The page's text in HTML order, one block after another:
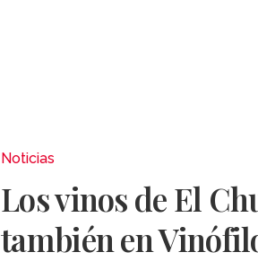
Noticias
Los vinos de El
también en